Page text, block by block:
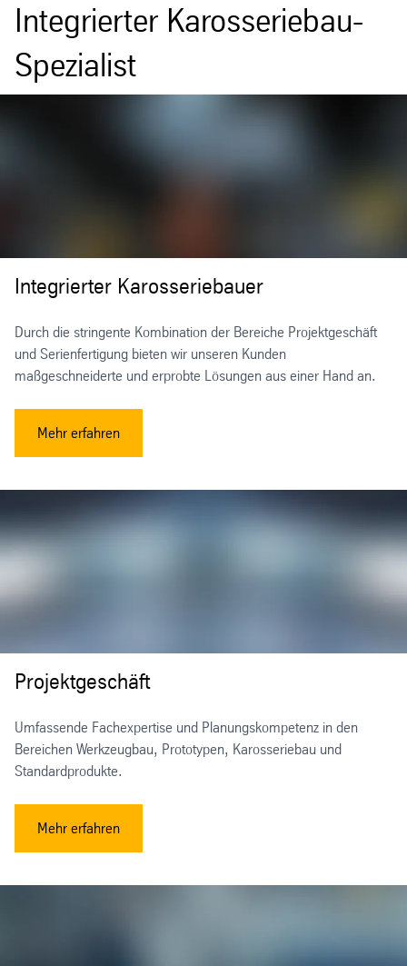
Integrierter Karosseriebau-
Spezialist
Integrierter Karosseriebauer
Durch die stringente Kombination der Bereiche Projektgeschäft
und Serienfertigung bieten wir unseren Kunden
maßgeschneiderte und erprobte Lösungen aus einer Hand an.
Mehr erfahren
Projektgeschäft
Umfassende Fachexpertise und Planungskompetenz in den
Bereichen Werkzeugbau, Prototypen, Karosseriebau und
Standardprodukte.
Mehr erfahren